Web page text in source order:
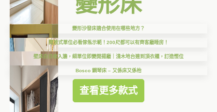
變形沙發床適合使用在哪些地方？
開放式單位必看傢俬示範！200尺都可以有齊客廳睡房！
壁床白日收入牆，細單位即變開揚廳｜淺木地台連到頂衣櫃，訂造慳位
Bosco 鋼琴床 – 又係床又係枱
查看更多款式